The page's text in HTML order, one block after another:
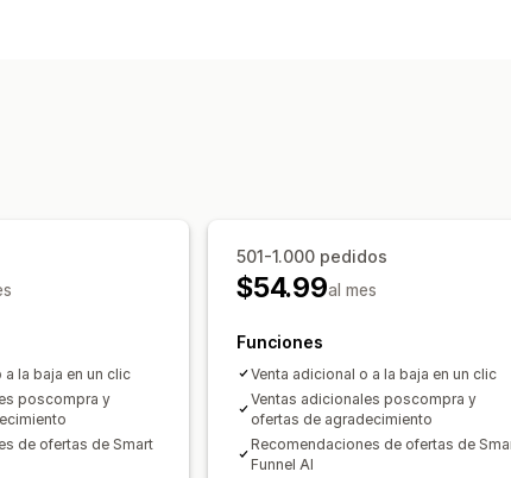
Recomendaciones de productos
Recomendaciones de IA Mejora de
Informes y estadísticas
Tasas de clics
Rendimiento de recomendaciones
Rendimiento del embudo
la baja en un clic
poscompra y
de ofertas de Smart
501-1.000 pedidos
$54.99al mes
Funciones
Venta adicional o a la baja en un clic
Ventas adicionales poscompra y
ofertas de agradecimiento
Recomendaciones de ofertas de
Funnel AI